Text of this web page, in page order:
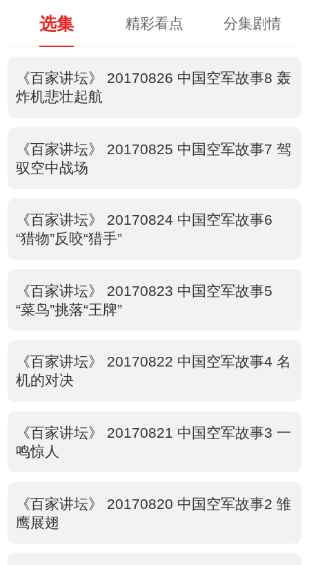
选集 精彩看点 分集剧情
《百家讲坛》 20170826 中国空军故事8 轰
炸机悲壮起航
《百家讲坛》 20170825 中国空军故事7 驾
驭空中战场
《百家讲坛》 20170824 中国空军故事6
“猎物”反咬“猎手”
《百家讲坛》 20170823 中国空军故事5
“菜鸟”挑落“王牌”
《百家讲坛》 20170822 中国空军故事4 名
机的对决
《百家讲坛》 20170821 中国空军故事3 一
鸣惊人
《百家讲坛》 20170820 中国空军故事2 雏
鹰展翅